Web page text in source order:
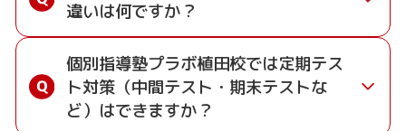
授業料の目安
中学生：月9,450円週1回（80分）～
小学生：月4,650円週1回（45分）～
高校生：月12,600円週1回（80分）～
ボは一人ひとりの学習進度に合わせて個別に指導
します。
違いは何ですか？
プラボは、「先生1人に生徒2人まで」の指導で、
楽しく勉強して成績アップできる塾です。自信が
あるからできる「1教科＋20点の成績保証」は、
保護者様に大変ご好評いただいております。
個別指導塾プラボ植田校では定期テス
ト対策（中間テスト・期末テストな
ど）はできますか？